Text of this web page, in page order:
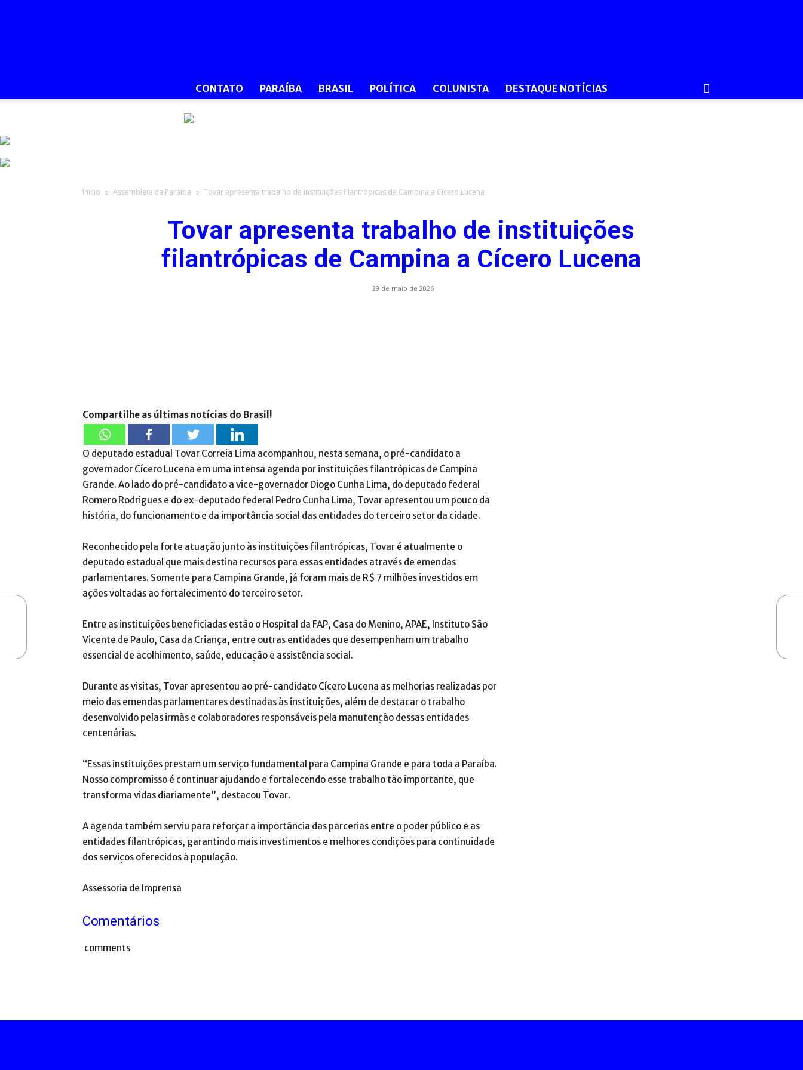
PB
CONTATO PARAÍBA BRASIL POLÍTICA COLUNISTA DESTAQUE NOTÍCIAS
Início Assembleia da Paraíba Tovar apresenta trabalho de instituições filantrópicas de Campina a Cícero Lucena
Tovar apresenta trabalho de instituições
filantrópicas de Campina a Cícero Lucena
29 de maio de 2026
Compartilhe as últimas notícias do Brasil!
O deputado estadual Tovar Correia Lima acompanhou, nesta semana, o pré-candidato a
governador Cícero Lucena em uma intensa agenda por instituições filantrópicas de Campina
Grande. Ao lado do pré-candidato a vice-governador Diogo Cunha Lima, do deputado federal
Romero Rodrigues e do ex-deputado federal Pedro Cunha Lima, Tovar apresentou um pouco da
história, do funcionamento e da importância social das entidades do terceiro setor da cidade.
Reconhecido pela forte atuação junto às instituições filantrópicas, Tovar é atualmente o
deputado estadual que mais destina recursos para essas entidades através de emendas
parlamentares. Somente para Campina Grande, já foram mais de R$ 7 milhões investidos em
ações voltadas ao fortalecimento do terceiro setor.
Entre as instituições beneficiadas estão o Hospital da FAP, Casa do Menino, APAE, Instituto São
Vicente de Paulo, Casa da Criança, entre outras entidades que desempenham um trabalho
essencial de acolhimento, saúde, educação e assistência social.
Durante as visitas, Tovar apresentou ao pré-candidato Cícero Lucena as melhorias realizadas por
meio das emendas parlamentares destinadas às instituições, além de destacar o trabalho
desenvolvido pelas irmãs e colaboradores responsáveis pela manutenção dessas entidades
centenárias.
“Essas instituições prestam um serviço fundamental para Campina Grande e para toda a Paraíba.
Nosso compromisso é continuar ajudando e fortalecendo esse trabalho tão importante, que
transforma vidas diariamente”, destacou Tovar.
A agenda também serviu para reforçar a importância das parcerias entre o poder público e as
entidades filantrópicas, garantindo mais investimentos e melhores condições para continuidade
dos serviços oferecidos à população.
Assessoria de Imprensa
Comentários
comments